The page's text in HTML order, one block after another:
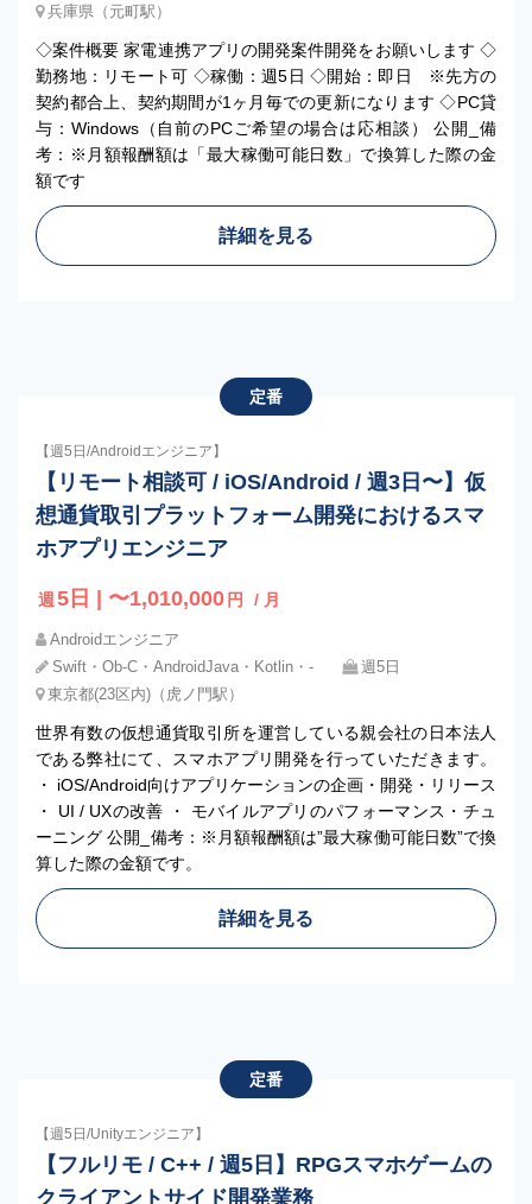
兵庫県（元町駅）
◇案件概要 家電連携アプリの開発案件開発をお願いします ◇
勤務地：リモート可 ◇稼働：週5日 ◇開始：即日 ※先方の
契約都合上、契約期間が1ヶ月毎での更新になります ◇PC貸
与：Windows（自前のPCご希望の場合は応相談） 公開_備
考：※月額報酬額は「最大稼働可能日数」で換算した際の金
額です
詳細を見る
定番
【週5日/Androidエンジニア】
【リモート相談可 / iOS/Android / 週3日〜】仮
想通貨取引プラットフォーム開発におけるスマ
ホアプリエンジニア
週 5日 | 〜1,010,000 円 / 月
Androidエンジニア
Swift・Ob-C・AndroidJava・Kotlin・‐
週5日
東京都(23区内)（虎ノ門駅）
世界有数の仮想通貨取引所を運営している親会社の日本法人
である弊社にて、スマホアプリ開発を行っていただきます。
・ iOS/Android向けアプリケーションの企画・開発・リリース
・ UI / UXの改善 ・ モバイルアプリのパフォーマンス・チュ
ーニング 公開_備考：※月額報酬額は”最大稼働可能日数”で換
算した際の金額です。
詳細を見る
定番
【週5日/Unityエンジニア】
【フルリモ / C++ / 週5日】RPGスマホゲームの
クライアントサイド開発業務